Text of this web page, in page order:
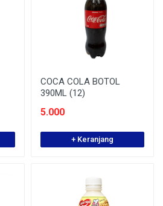
COCA COLA BOTOL
390ML (12)
5.000
+ Keranjang